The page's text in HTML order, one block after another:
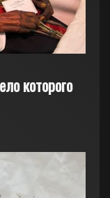
которого